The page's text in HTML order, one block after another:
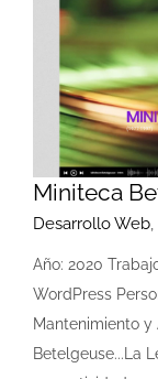
Miniteca
Desarrollo Web,
Año: 2020
WordPress
Mantenimiento
Betelgeuse...La